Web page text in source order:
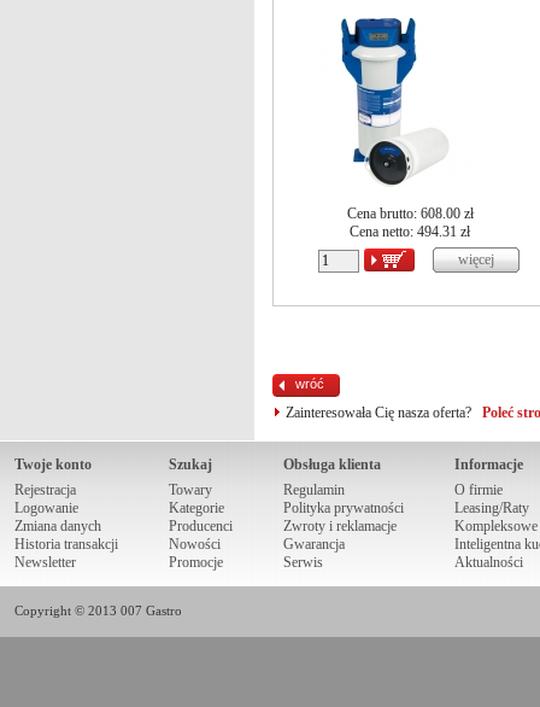
Cena brutto: 608.00 zł
Cena netto: 494.31 zł
wróć
Zainteresowała Cię nasza oferta? Poleć
Twoje konto
Rejestracja
Logowanie
Zmiana danych
Historia transakcji
Newsletter
Szukaj
Towary
Kategorie
Producenci
Nowości
Promocje
Obsługa klienta
Regulamin
Polityka prywatności
Zwroty i reklamacje
Gwarancja
Serwis
Informacje
O firmie
Leasing/Raty
Kompleksowe
Inteligentna
Aktualności
Copyright © 2013 007 Gastro